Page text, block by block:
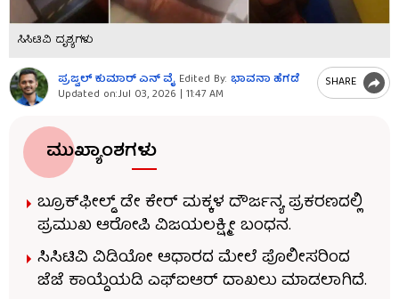
ಸಿಸಿಟಿವಿ ದೃಶ್ಯಗಳು
ಪ್ರಜ್ವಲ್​ ಕುಮಾರ್ ಎನ್​ ವೈ Edited By: ಭಾವನಾ ಹೆಗಡೆ
Updated on:Jul 03, 2026 | 11:47 AM
SHARE
ಮುಖ್ಯಾಂಶಗಳು
ಬ್ರೂಕ್​​ಫೀಲ್ಡ್​​ ಡೇ ಕೇರ್ ಮಕ್ಕಳ ದೌರ್ಜನ್ಯ ಪ್ರಕರಣದಲ್ಲಿ
ಪ್ರಮುಖ ಆರೋಪಿ ವಿಜಯಲಕ್ಷ್ಮೀ ಬಂಧನ.
ಸಿಸಿಟಿವಿ ವಿಡಿಯೋ ಆಧಾರದ ಮೇಲೆ ಪೊಲೀಸರಿಂದ
ಜೆಜೆ ಕಾಯ್ದೆಯಡಿ ಎಫ್‌ಐಆರ್ ದಾಖಲು ಮಾಡಲಾಗಿದೆ.